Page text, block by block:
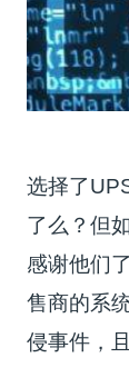
选择了
了么？但
感谢他们
售商的系
侵事件，